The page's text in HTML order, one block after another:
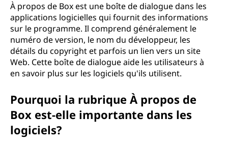
À propos de Box est une boîte de dialogue dans les
applications logicielles qui fournit des informations
sur le programme. Il comprend généralement le
numéro de version, le nom du développeur, les
détails du copyright et parfois un lien vers un site
Web. Cette boîte de dialogue aide les utilisateurs à
en savoir plus sur les logiciels qu'ils utilisent.
Pourquoi la rubrique À propos de
Box est-elle importante dans les
logiciels?